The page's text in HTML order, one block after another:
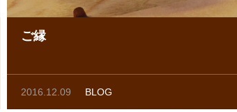
ご縁
2016.12.09 BLOG